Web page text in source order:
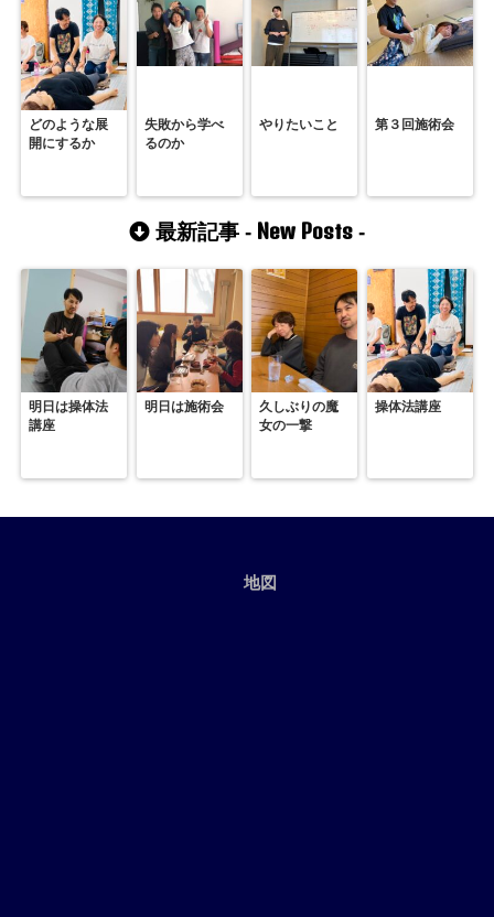
どのような展
開にするか
失敗から学べ
るのか
やりたいこと 第３回施術会
最新記事 - New Posts -
明日は操体法
講座
明日は施術会
久しぶりの魔
女の一撃
操体法講座
地図